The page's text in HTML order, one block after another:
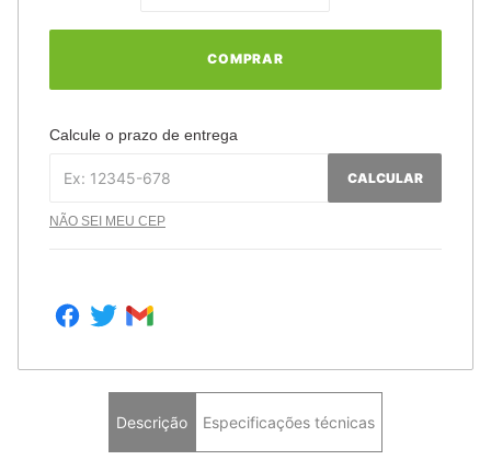
COMPRAR
Calcule o prazo de entrega
CALCULAR
NÃO SEI MEU CEP
Descrição Especificações técnicas